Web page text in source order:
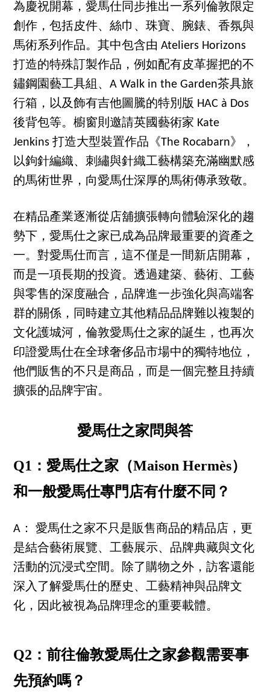
為慶祝開幕，愛馬仕同步推出一系列倫敦限定
創作，包括皮件、絲巾、珠寶、腕錶、香氛與
馬術系列作品。其中包含由 Ateliers Horizons
打造的特殊訂製作品，例如配有皮革握把的不
鏽鋼園藝工具組、A Walk in the Garden茶具旅
行箱，以及飾有吉他圖騰的特別版 HAC à Dos
後背包等。櫥窗則邀請英國藝術家 Kate
Jenkins 打造大型裝置作品《The Rocabarn》，
以鉤針編織、刺繡與針織工藝構築充滿幽默感
的馬術世界，向愛馬仕深厚的馬術傳承致敬。
在精品產業逐漸從店舖擴張轉向體驗深化的趨
勢下，愛馬仕之家已成為品牌最重要的資產之
一。對愛馬仕而言，這不僅是一間新店開幕，
而是一項長期的投資。透過建築、藝術、工藝
與零售的深度融合，品牌進一步強化與高端客
群的關係，同時建立其他精品品牌難以複製的
文化護城河，倫敦愛馬仕之家的誕生，也再次
印證愛馬仕在全球奢侈品市場中的獨特地位，
他們販售的不只是商品，而是一個完整且持續
擴張的品牌宇宙。
愛馬仕之家問與答
Q1：愛馬仕之家（Maison Hermès）
和一般愛馬仕專門店有什麼不同？
A： 愛馬仕之家不只是販售商品的精品店，更
是結合藝術展覽、工藝展示、品牌典藏與文化
活動的沉浸式空間。除了購物之外，訪客還能
深入了解愛馬仕的歷史、工藝精神與品牌文
化，因此被視為品牌理念的重要載體。
Q2：前往倫敦愛馬仕之家參觀需要事
先預約嗎？